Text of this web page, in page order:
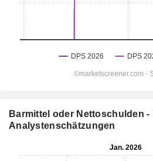
Barmittel oder Nettoschulden
Analystenschätzungen